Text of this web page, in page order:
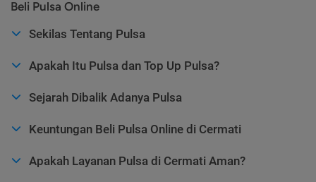
Beli Pulsa Online
Sekilas Tentang Pulsa
Apakah Itu Pulsa dan Top Up Pulsa?
Sejarah Dibalik Adanya Pulsa
Keuntungan Beli Pulsa Online di Cermati
Apakah Layanan Pulsa di Cermati Aman?